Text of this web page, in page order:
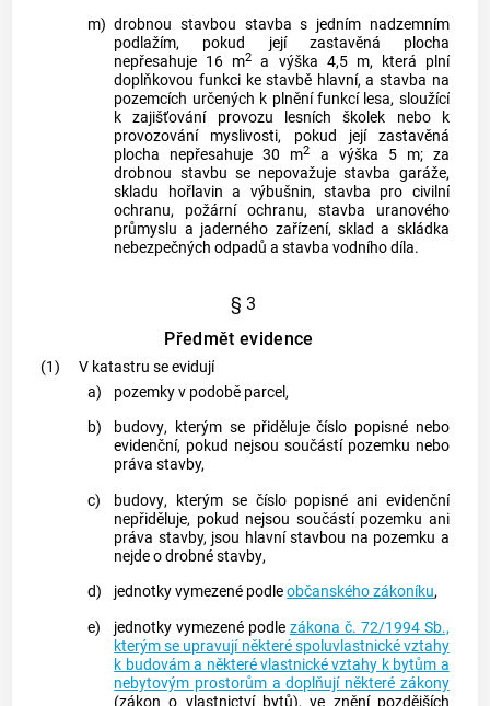
m) drobnou stavbou stavba s jedním nadzemním
podlažím, pokud její zastavěná plocha
nepřesahuje 16 m2
a výška 4,5 m, která plní
doplňkovou funkci ke stavbě hlavní, a stavba na
pozemcích určených k plnění funkcí lesa, sloužící
k zajišťování provozu lesních školek nebo k
provozování myslivosti, pokud její zastavěná
plocha nepřesahuje 30 m2
a výška 5 m; za
drobnou stavbu se nepovažuje stavba garáže,
skladu hořlavin a výbušnin, stavba pro civilní
ochranu, požární ochranu, stavba uranového
průmyslu a jaderného zařízení, sklad a skládka
nebezpečných odpadů a stavba vodního díla.
§ 3
Předmět evidence
(1) V katastru se evidují
a)
pozemkyv podobě parcel,
b)
budovy, kterým se přiděluje číslo popisné nebo
evidenční, pokud nejsou součástí pozemku nebo
práva stavby,
c)
budovy, kterým se číslo popisné ani evidenční
nepřiděluje, pokud nejsou součástí pozemku ani
práva stavby, jsou hlavní stavbou na pozemku a
nejde odrobné stavby,
d)
jednotky vymezené podleobčanského zákoníku,
e)
jednotky vymezené podlezákona č. 72/1994 Sb.,
kterým se upravují některé spoluvlastnické vztahy
k budovám a některé vlastnické vztahy k bytům a
nebytovým prostorům a doplňují některé zákony
(zákon o vlastnictví bytů), ve znění pozdějších